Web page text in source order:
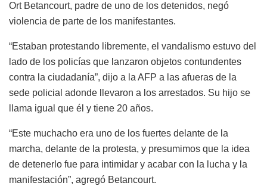
Ort Betancourt, padre de uno de los detenidos, negó
violencia de parte de los manifestantes.
“Estaban protestando libremente, el vandalismo estuvo del
lado de los policías que lanzaron objetos contundentes
contra la ciudadanía”, dijo a la AFP a las afueras de la
sede policial adonde llevaron a los arrestados. Su hijo se
llama igual que él y tiene 20 años.
“Este muchacho era uno de los fuertes delante de la
marcha, delante de la protesta, y presumimos que la idea
de detenerlo fue para intimidar y acabar con la lucha y la
manifestación”, agregó Betancourt.